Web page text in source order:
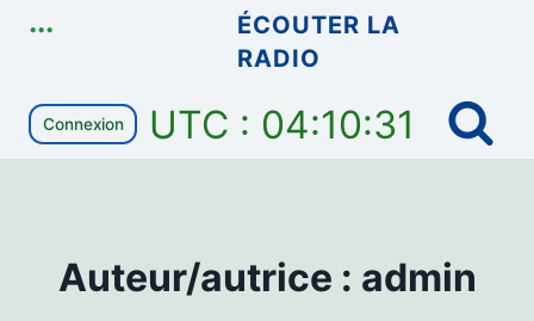
...
ÉCOUTER LA
RADIO
Connexion UTC : 04:10:31
Auteur/autrice : admin